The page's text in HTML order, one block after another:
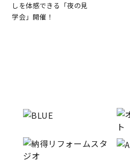
しを体感できる「夜の見
学会」開催！